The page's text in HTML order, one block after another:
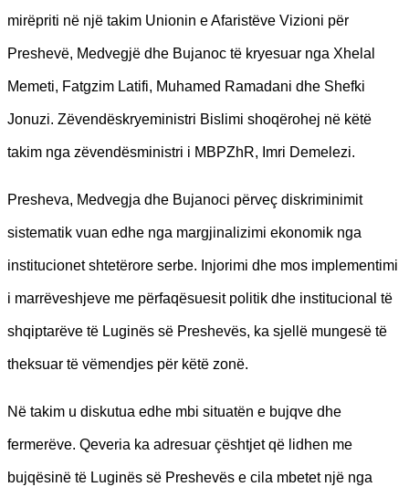
mirëpriti në një takim Unionin e Afaristëve Vizioni për
Preshevë, Medvegjë dhe Bujanoc të kryesuar nga Xhelal
Memeti, Fatgzim Latifi, Muhamed Ramadani dhe Shefki
Jonuzi. Zëvendëskryeministri Bislimi shoqërohej në këtë
takim nga zëvendësministri i MBPZhR, Imri Demelezi.
Presheva, Medvegja dhe Bujanoci përveç diskriminimit
sistematik vuan edhe nga margjinalizimi ekonomik nga
institucionet shtetërore serbe. Injorimi dhe mos implementimi
i marrëveshjeve me përfaqësuesit politik dhe institucional të
shqiptarëve të Luginës së Preshevës, ka sjellë mungesë të
theksuar të vëmendjes për këtë zonë.
Në takim u diskutua edhe mbi situatën e bujqve dhe
fermerëve. Qeveria ka adresuar çështjet që lidhen me
bujqësinë të Luginës së Preshevës e cila mbetet një nga